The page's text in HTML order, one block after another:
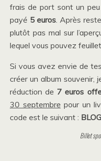
frais de port sont un
payé 5 euros. Après
plutôt pas mal sur
lequel vous pouvez
Si vous avez envie de
créer un album souvenir,
réduction de 7 euros
30 septembre pour un
code est le suivant :
Billet